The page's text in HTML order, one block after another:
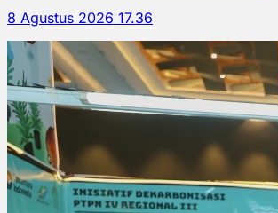
8 Agustus 2026 17.36